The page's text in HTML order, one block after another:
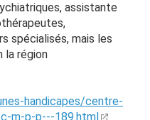
assistante
spécialisés, mais les
la région
handicapes/centre-
m-p-p---189.html